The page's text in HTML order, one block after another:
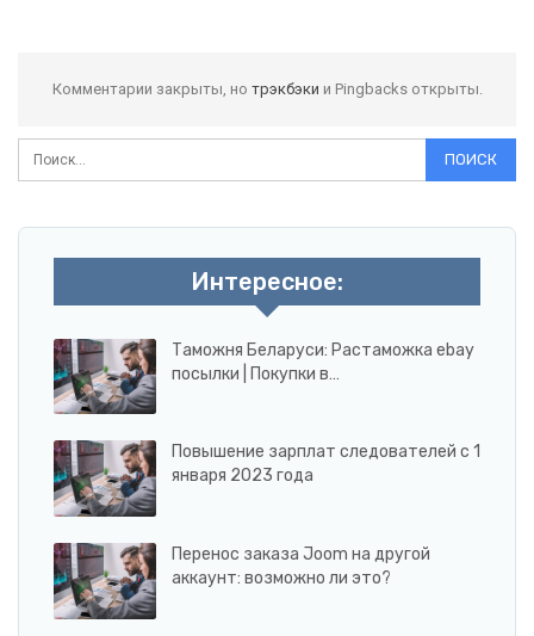
Комментарии закрыты, но трэкбэки и Pingbacks открыты.
Интересное:
Таможня Беларуси: Растаможка ebay
посылки | Покупки в…
Повышение зарплат следователей с 1
января 2023 года
Перенос заказа Joom на другой
аккаунт: возможно ли это?